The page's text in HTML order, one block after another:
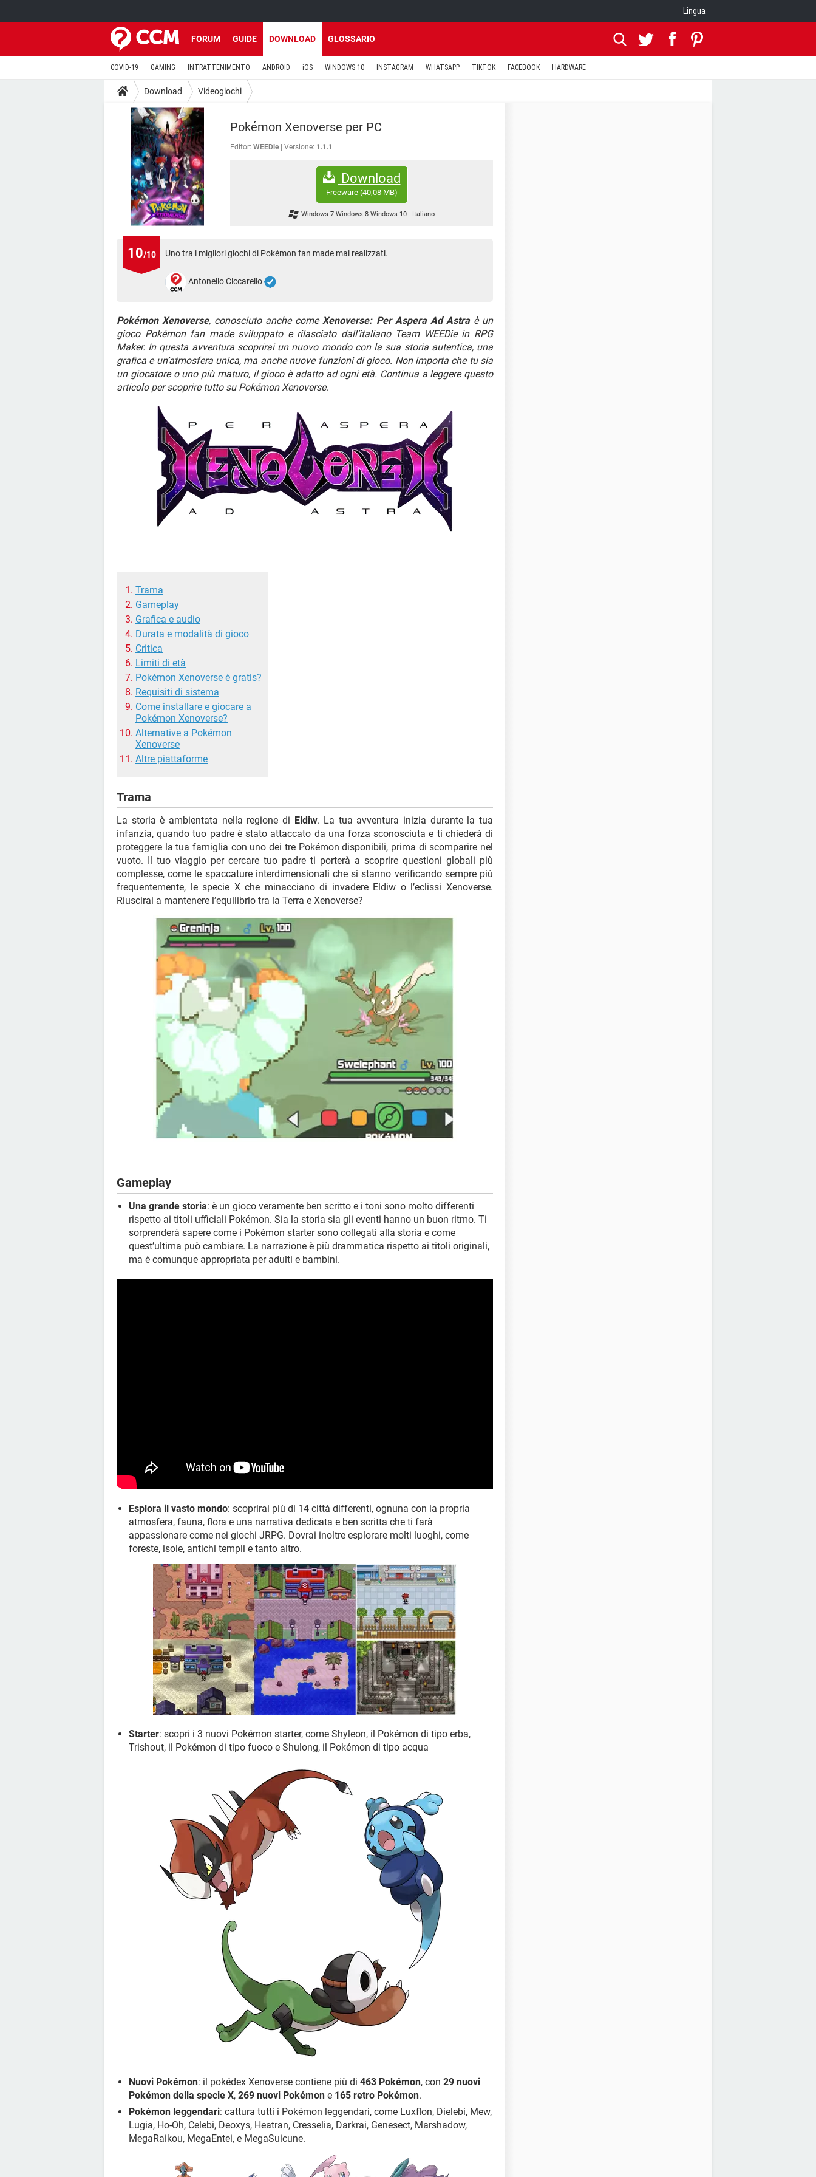
Lingua
FORUM GUIDE DOWNLOAD GLOSSARIO
COVID-19 GAMING INTRATTENIMENTO ANDROID iOS WINDOWS 10 INSTAGRAM WHATSAPP TIKTOK FACEBOOK HARDWARE
Download Videogiochi
Pokémon Xenoverse per PC
Editor: WEEDle Versione: 1.1.1
Download
Freeware(40,08 MB)
Windows 7 Windows 8 Windows 10 - Italiano
10/10 Uno tra i migliori giochi di Pokémon fan made mai realizzati.
Antonello Ciccarello
Pokémon Xenoverse, conosciuto anche comeXenoverse: Per Aspera Ad Astraè un
gioco Pokémon fan made sviluppato e rilasciato dall’italiano Team WEEDie in RPG
Maker. In questa avventura scoprirai un nuovo mondo con la sua storia autentica, una
grafica e un’atmosfera unica, ma anche nuove funzioni di gioco. Non importa che tu sia
un giocatore o uno più maturo, il gioco è adatto ad ogni età. Continua a leggere questo
articolo per scoprire tutto su Pokémon Xenoverse.
Trama
Gameplay
Grafica e audio
Durata e modalità di gioco
Critica
Limiti di età
Pokémon Xenoverse è gratis?
Requisiti di sistema
Come installare e giocare a
Pokémon Xenoverse?
Alternative a Pokémon
Xenoverse
Altre piattaforme
Trama
La storia è ambientata nella regione di Eldiw. La tua avventura inizia durante la tua
infanzia, quando tuo padre è stato attaccato da una forza sconosciuta e ti chiederà di
proteggere la tua famiglia con uno dei tre Pokémon disponibili, prima di scomparire nel
vuoto. Il tuo viaggio per cercare tuo padre ti porterà a scoprire questioni globali più
complesse, come le spaccature interdimensionali che si stanno verificando sempre più
frequentemente, le specie X che minacciano di invadere Eldiw o l’eclissi Xenoverse.
Riuscirai a mantenere l’equilibrio tra la Terra e Xenoverse?
Gameplay
Una grande storia: è un gioco veramente ben scritto e i toni sono molto differenti
rispetto ai titoli ufficiali Pokémon. Sia la storia sia gli eventi hanno un buon ritmo. Ti
sorprenderà sapere come i Pokémon starter sono collegati alla storia e come
quest’ultima può cambiare. La narrazione è più drammatica rispetto ai titoli originali,
ma è comunque appropriata per adulti e bambini.
Esplora il vasto mondo: scoprirai più di 14 città differenti, ognuna con la propria
atmosfera, fauna, flora e una narrativa dedicata e ben scritta che ti farà
appassionare come nei giochi JRPG. Dovrai inoltre esplorare molti luoghi, come
foreste, isole, antichi templi e tanto altro.
Starter: scopri i 3 nuovi Pokémon starter, come Shyleon, il Pokémon di tipo erba,
Trishout, il Pokémon di tipo fuoco e Shulong, il Pokémon di tipo acqua
Nuovi Pokémon: il pokédex Xenoverse contiene più di 463 Pokémon, con 29 nuovi
Pokémon della specie X, 269 nuovi Pokémon e 165 retro Pokémon.
Pokémon leggendari: cattura tutti i Pokémon leggendari, come Luxflon, Dielebi, Mew,
Lugia, Ho-Oh, Celebi, Deoxys, Heatran, Cresselia, Darkrai, Genesect, Marshadow,
MegaRaikou, MegaEntei, e MegaSuicune.